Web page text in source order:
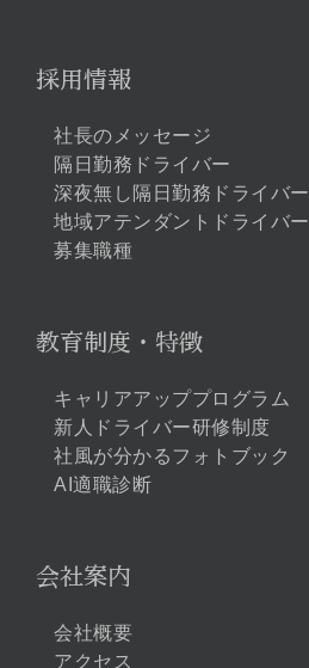
採用情報
社長のメッセージ
隔日勤務ドライバー
深夜無し隔日勤務ドライバー
地域アテンダントドライバー
募集職種
教育制度・特徴
キャリアアッププログラム
新人ドライバー研修制度
社風が分かるフォトブック
AI適職診断
会社案内
会社概要
アクセス